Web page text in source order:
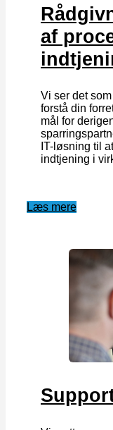
af
Vi ser det
forstå din
mål for
IT-løsning til
indtjening i
Læs mere